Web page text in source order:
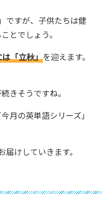
ですが、子供たちは健
とでしょう。
は「立秋」を迎えます。
きそうですね。
月の英単語シリーズ」
けしていきます。